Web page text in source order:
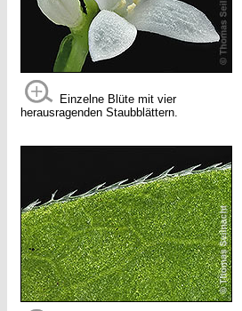
Einzelne Blüte mit vier
herausragenden Staubblättern.